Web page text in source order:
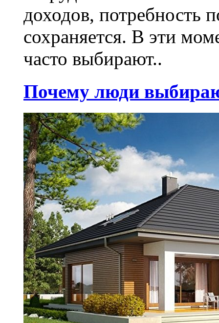
доходов, потребность
сохраняется. В эти
часто выбирают..
Почему люди